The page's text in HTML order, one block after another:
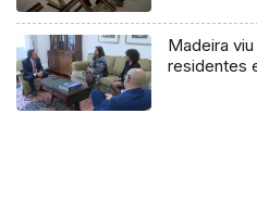
Madeira
residentes